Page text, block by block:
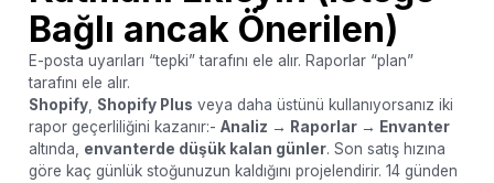
Bağlı ancak Önerilen)
E-posta uyarıları “tepki” tarafını ele alır. Raporlar “plan”
tarafını ele alır.
Shopify, Shopify Plus veya daha üstünü kullanıyorsanız iki
rapor geçerliliğini kazanır:- Analiz → Raporlar → Envanter
altında, envanterde düşük kalan günler. Son satış hızına
göre kaç günlük stoğunuzun kaldığını projelendirir. 14 günden